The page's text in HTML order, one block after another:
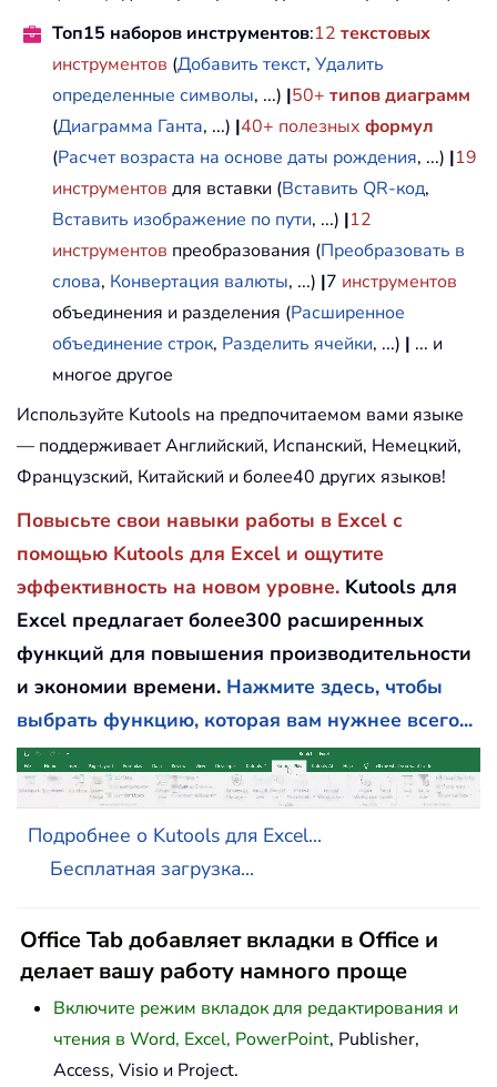
Топ15 наборов инструментов:12 текстовых
инструментов (Добавить текст, Удалить
определенные символы, ...) |50+ типов диаграмм
(Диаграмма Ганта, ...) |40+ полезных формул
(Расчет возраста на основе даты рождения, ...) |19
инструментов для вставки (Вставить QR-код,
Вставить изображение по пути, ...) |12
инструментов преобразования (Преобразовать в
слова, Конвертация валюты, ...) |7 инструментов
объединения и разделения (Расширенное
объединение строк, Разделить ячейки, ...) | ... и
многое другое
Используйте Kutools на предпочитаемом вами языке
— поддерживает Английский, Испанский, Немецкий,
Французский, Китайский и более40 других языков!
Повысьте свои навыки работы в Excel с
помощью Kutools для Excel и ощутите
эффективность на новом уровне. Kutools для
Excel предлагает более300 расширенных
функций для повышения производительности
и экономии времени. Нажмите здесь, чтобы
выбрать функцию, которая вам нужнее всего...
Подробнее о Kutools для Excel...
Бесплатная загрузка...
Office Tab добавляет вкладки в Office и
делает вашу работу намного проще
Включите режим вкладок для редактирования и
чтения в Word, Excel, PowerPoint, Publisher,
Access, Visio и Project.